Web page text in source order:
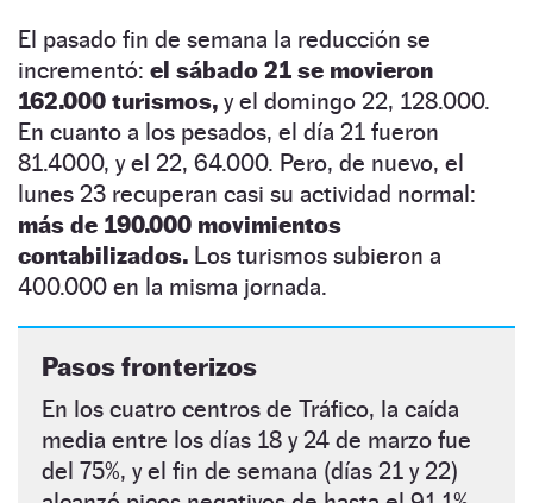
El pasado fin de semana la reducción se
incrementó: el sábado 21 se movieron
162.000 turismos, y el domingo 22, 128.000.
En cuanto a los pesados, el día 21 fueron
81.4000, y el 22, 64.000. Pero, de nuevo, el
lunes 23 recuperan casi su actividad normal:
más de 190.000 movimientos
contabilizados. Los turismos subieron a
400.000 en la misma jornada.
Pasos fronterizos
En los cuatro centros de Tráfico, la caída
media entre los días 18 y 24 de marzo fue
del 75%, y el fin de semana (días 21 y 22)